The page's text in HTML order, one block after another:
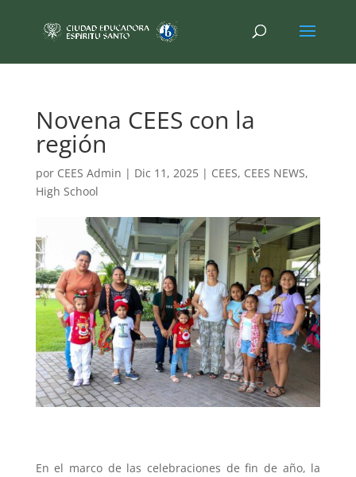
Novena CEES con la
región
por CEES Admin | Dic 11, 2025| CEES, CEES NEWS,
High School
En el marco de las celebraciones de fin de año, la